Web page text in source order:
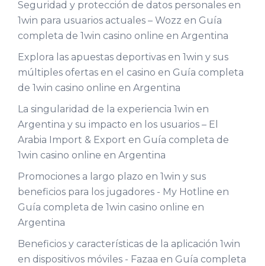
Seguridad y protección de datos personales en
1win para usuarios actuales – Wozz en Guía
completa de 1win casino online en Argentina
Explora las apuestas deportivas en 1win y sus
múltiples ofertas en el casino en Guía completa
de 1win casino online en Argentina
La singularidad de la experiencia 1win en
Argentina y su impacto en los usuarios – El
Arabia Import & Export en Guía completa de
1win casino online en Argentina
Promociones a largo plazo en 1win y sus
beneficios para los jugadores - My Hotline en
Guía completa de 1win casino online en
Argentina
Beneficios y características de la aplicación 1win
en dispositivos móviles - Fazaa en Guía completa